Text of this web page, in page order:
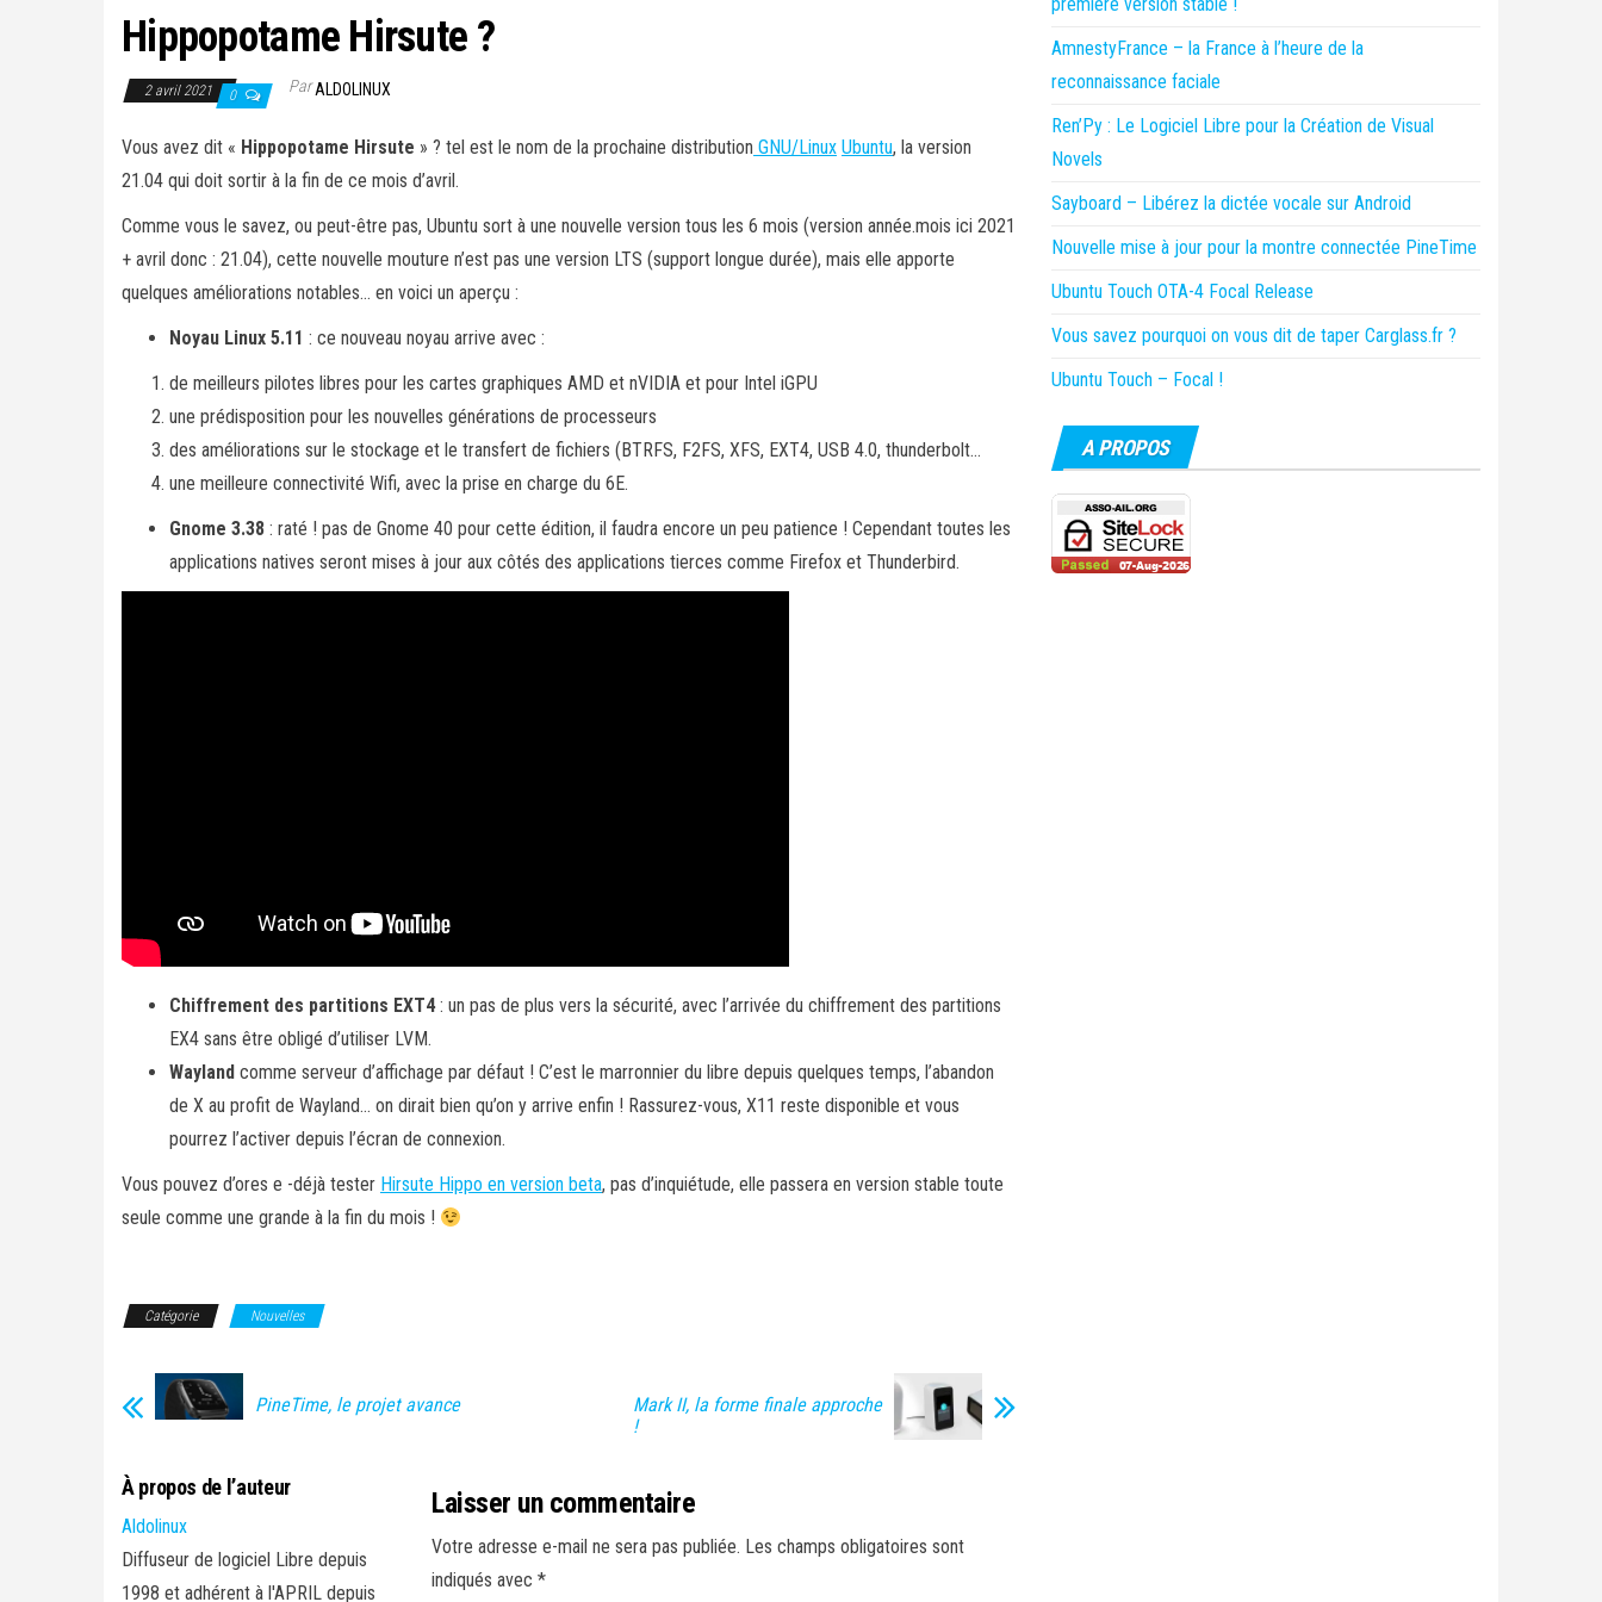
Hippopotame Hirsute ?
2 avril 2021 0 ParALDOLINUX
Vous avez dit « Hippopotame Hirsute » ? tel est le nom de la prochaine distribution GNU/Linux Ubuntu, la version
21.04 qui doit sortir à la fin de ce mois d’avril.
Comme vous le savez, ou peut-être pas, Ubuntu sort à une nouvelle version tous les 6 mois (version année.mois ici 2021
+ avril donc : 21.04), cette nouvelle mouture n’est pas une version LTS (support longue durée), mais elle apporte
quelques améliorations notables… en voici un aperçu :
Noyau Linux 5.11 : ce nouveau noyau arrive avec :
de meilleurs pilotes libres pour les cartes graphiques AMD et nVIDIA et pour Intel iGPU
une prédisposition pour les nouvelles générations de processeurs
des améliorations sur le stockage et le transfert de fichiers (BTRFS, F2FS, XFS, EXT4, USB 4.0, thunderbolt…
une meilleure connectivité Wifi, avec la prise en charge du 6E.
Gnome 3.38 : raté ! pas de Gnome 40 pour cette édition, il faudra encore un peu patience ! Cependant toutes les
applications natives seront mises à jour aux côtés des applications tierces comme Firefox et Thunderbird.
Chiffrement des partitions EXT4: un pas de plus vers la sécurité, avec l’arrivée du chiffrement des partitions
EX4 sans être obligé d’utiliser LVM.
Wayland comme serveur d’affichage par défaut ! C’est le marronnier du libre depuis quelques temps, l’abandon
de X au profit de Wayland… on dirait bien qu’on y arrive enfin ! Rassurez-vous, X11 reste disponible et vous
pourrez l’activer depuis l’écran de connexion.
Vous pouvez d’ores e -déjà tester Hirsute Hippo en version beta, pas d’inquiétude, elle passera en version stable toute
seule comme une grande à la fin du mois !
Catégorie Nouvelles
PineTime, le projet avance
Mark II, la forme finale approche
!
À propos de l’auteur
Aldolinux
Diffuseur de logiciel Libre depuis
1998 et adhérent à l'APRIL depuis
Laisser un commentaire
Votre adresse e-mail ne sera pas publiée. Les champs obligatoires sont
indiqués avec *
AmnestyFrance – la France à l’heure de la
reconnaissance faciale
Ren’Py : Le Logiciel Libre pour la Création de Visual
Novels
Sayboard – Libérez la dictée vocale sur Android
Nouvelle mise à jour pour la montre connectée PineTime
Ubuntu Touch OTA-4 Focal Release
Vous savez pourquoi on vous dit de taper Carglass.fr ?
Ubuntu Touch – Focal !
A PROPOS